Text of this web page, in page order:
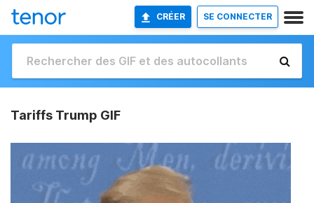
CRÉER SE CONNECTER
Tariffs Trump GIF